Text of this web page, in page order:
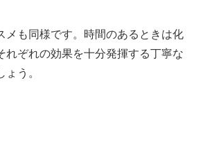
メも同様です。時間のあるときは化
れぞれの効果を十分発揮する丁寧な
う。